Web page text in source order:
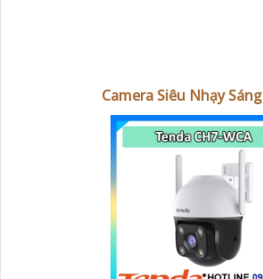
Camera Siêu Nhạy Sáng